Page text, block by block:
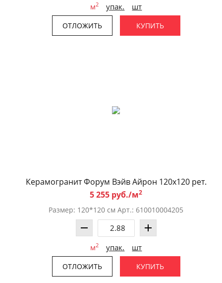
м2 упак. шт
ОТЛОЖИТЬ КУПИТЬ
Керамогранит Форум Вэйв Айрон 120x120 рет.
5 255 руб./м2
Размер: 120*120 см Арт.: 610010004205
м2 упак. шт
ОТЛОЖИТЬ КУПИТЬ